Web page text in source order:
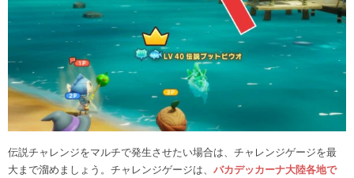
伝説チャレンジをマルチで発生させたい場合は、チャレンジゲージを最
大まで溜めましょう。チャレンジゲージは、 バカデッカーナ大陸各地で